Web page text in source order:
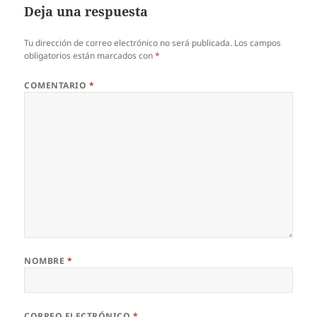
Deja una respuesta
Tu dirección de correo electrónico no será publicada. Los campos
obligatorios están marcados con*
COMENTARIO *
NOMBRE *